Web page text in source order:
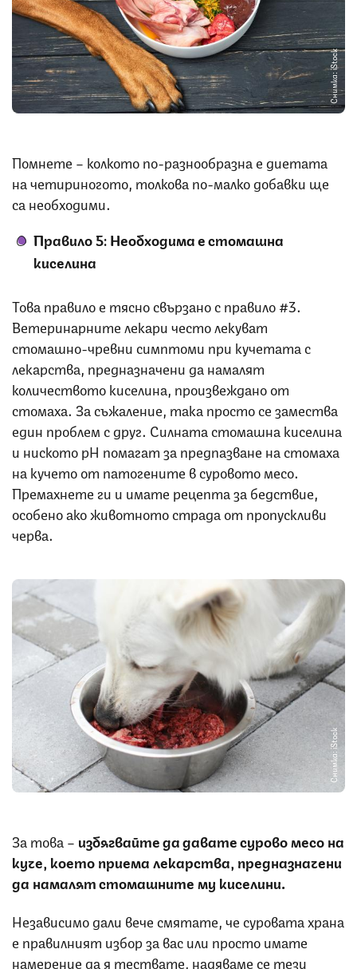
Снимка: iStock
Помнете – колкото по-разнообразна е диетата
на четириногото, толкова по-малко добавки ще
са необходими.
Правило 5: Необходима е стомашна
киселина
Това правило е тясно свързано с правило #3.
Ветеринарните лекари често лекуват
стомашно-чревни симптоми при кучетата с
лекарства, предназначени да намалят
количеството киселина, произвеждано от
стомаха. За съжаление, така просто се замества
един проблем с друг. Силната стомашна киселина
и ниското pH помагат за предпазване на стомаха
на кучето от патогените в суровото месо.
Премахнете ги и имате рецепта за бедствие,
особено ако животното страда от пропускливи
черва.
Снимка: iStock
За това – избягвайте да давате сурово месо на
куче, което приема лекарства, предназначени
да намалят стомашните му киселини.
Независимо дали вече смятате, че суровата храна
е правилният избор за вас или просто имате
намерение да я тествате, надяваме се тези